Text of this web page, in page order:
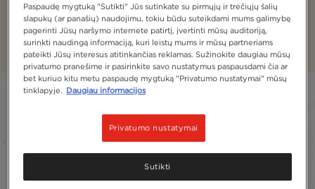
Gardūs kavos, pieno ir putos sluoksniai kiekviename
puodelyje.
Filter
Sort:Labiausiai rekomenduojama
Paspaudę mygtuką "Sutikti" Jūs sutinkate su pirmųjų ir trečiųjų šalių
slapukų (ar panašių) naudojimu, tokiu būdu suteikdami mums galimybę
pagerinti Jūsų naršymo internete patirtį, įvertinti mūsų auditoriją,
surinkti naudingą informaciją, kuri leistų mums ir mūsų partneriams
pateikti Jūsų interesus atitinkančias reklamas. Sužinokite daugiau mūsų
privatumo pranešime ir pasirinkite savo nustatymus paspausdami čia ar
bet kuriuo kitu metu paspaudę mygtuką "Privatumo nustatymai" mūsų
tinklapyje.
Daugiau informacijos
Privatumo nustatymai
Sutikti